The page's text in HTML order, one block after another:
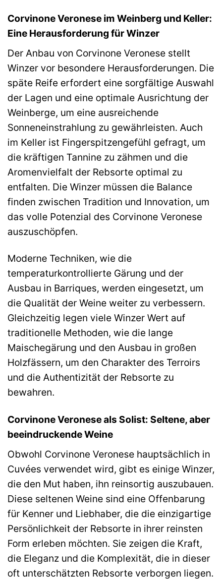
Corvinone Veronese im Weinberg und Keller:
Eine Herausforderung für Winzer
Der Anbau von Corvinone Veronese stellt
Winzer vor besondere Herausforderungen. Die
späte Reife erfordert eine sorgfältige Auswahl
der Lagen und eine optimale Ausrichtung der
Weinberge, um eine ausreichende
Sonneneinstrahlung zu gewährleisten. Auch
im Keller ist Fingerspitzengefühl gefragt, um
die kräftigen Tannine zu zähmen und die
Aromenvielfalt der Rebsorte optimal zu
entfalten. Die Winzer müssen die Balance
finden zwischen Tradition und Innovation, um
das volle Potenzial des Corvinone Veronese
auszuschöpfen.
Moderne Techniken, wie die
temperaturkontrollierte Gärung und der
Ausbau in Barriques, werden eingesetzt, um
die Qualität der Weine weiter zu verbessern.
Gleichzeitig legen viele Winzer Wert auf
traditionelle Methoden, wie die lange
Maischegärung und den Ausbau in großen
Holzfässern, um den Charakter des Terroirs
und die Authentizität der Rebsorte zu
bewahren.
Corvinone Veronese als Solist: Seltene, aber
beeindruckende Weine
Obwohl Corvinone Veronese hauptsächlich in
Cuvées verwendet wird, gibt es einige Winzer,
die den Mut haben, ihn reinsortig auszubauen.
Diese seltenen Weine sind eine Offenbarung
für Kenner und Liebhaber, die die einzigartige
Persönlichkeit der Rebsorte in ihrer reinsten
Form erleben möchten. Sie zeigen die Kraft,
die Eleganz und die Komplexität, die in dieser
oft unterschätzten Rebsorte verborgen liegen.